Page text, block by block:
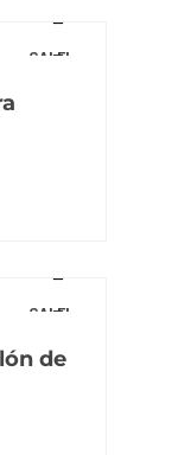
SALE!
SALE!
de